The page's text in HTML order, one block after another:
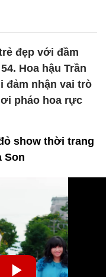
đẹp với đầm
Hoa hậu Trần
đảm nhận vai trò
pháo hoa rực
show thời trang
Son